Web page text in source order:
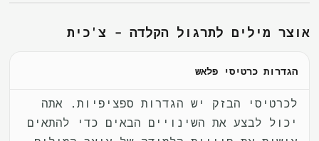
אוצר מילים לתרגול הקלדה - צ'כית
הגדרות כרטיסי פלאש
לכרטיסי הבזק יש הגדרות ספציפיות. אתה
יכול לבצע את השינויים הבאים כדי להתאים